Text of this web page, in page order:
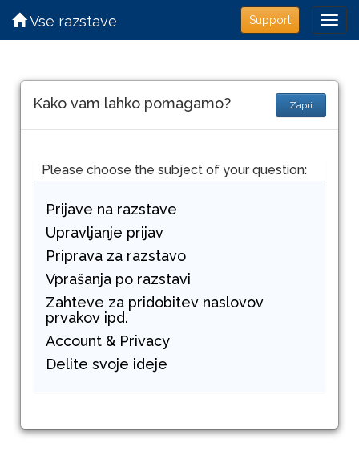
Support
Vse razstave
Kako vam lahko pomagamo? Zapri
Please choose the subject of your question:
Prijave na razstave
Upravljanje prijav
Priprava za razstavo
Vprašanja po razstavi
Zahteve za pridobitev naslovov
prvakov ipd.
Account & Privacy
Delite svoje ideje